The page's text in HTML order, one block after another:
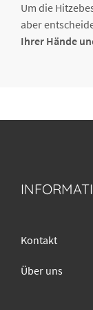
Um die
aber
Ihrer Hände
Kontakt
Über uns